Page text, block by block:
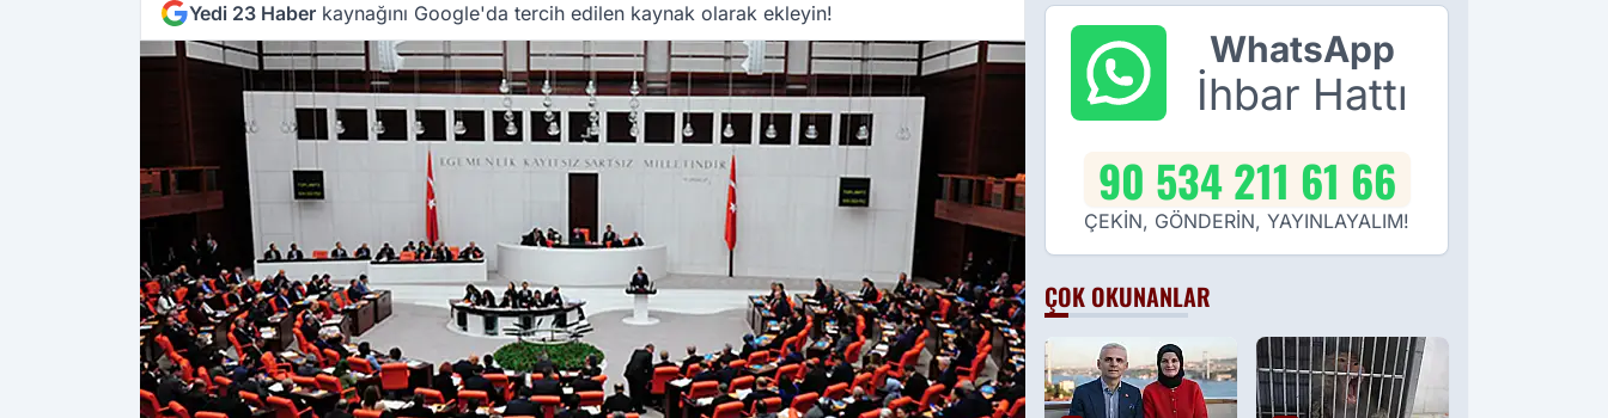
Yedi 23 Haber kaynağını Google'da tercih edilen kaynak olarak ekleyin!
WhatsApp
İhbar Hattı
90 534 211 61 66
ÇEKİN, GÖNDERİN, YAYINLAYALIM!
ÇOK OKUNANLAR